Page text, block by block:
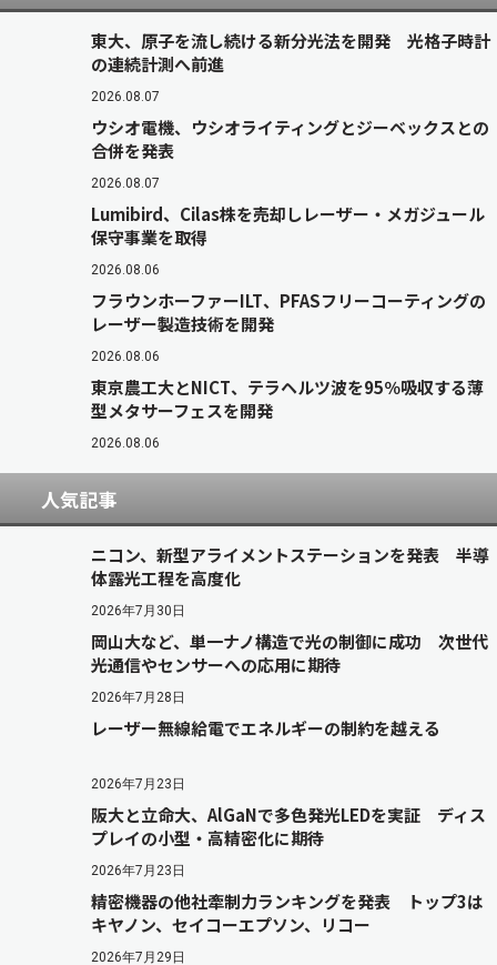
東大、原子を流し続ける新分光法を開発 光格子時計
の連続計測へ前進
2026.08.07
ウシオ電機、ウシオライティングとジーベックスとの
合併を発表
2026.08.07
Lumibird、Cilas株を売却しレーザー・メガジュール
保守事業を取得
2026.08.06
フラウンホーファーILT、PFASフリーコーティングの
レーザー製造技術を開発
2026.08.06
東京農工大とNICT、テラヘルツ波を95％吸収する薄
型メタサーフェスを開発
2026.08.06
人気記事
ニコン、新型アライメントステーションを発表 半導
体露光工程を高度化
2026年7月30日
岡山大など、単一ナノ構造で光の制御に成功 次世代
光通信やセンサーへの応用に期待
2026年7月28日
レーザー無線給電でエネルギーの制約を越える
2026年7月23日
阪大と立命大、AlGaNで多色発光LEDを実証 ディス
プレイの小型・高精密化に期待
2026年7月23日
精密機器の他社牽制力ランキングを発表 トップ3は
キヤノン、セイコーエプソン、リコー
2026年7月29日